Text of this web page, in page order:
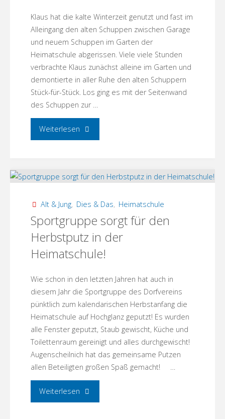
Klaus hat die kalte Winterzeit genutzt und fast im
Alleingang den alten Schuppen zwischen Garage
und neuem Schuppen im Garten der
Heimatschule abgerissen. Viele viele Stunden
verbrachte Klaus zunächst alleine im Garten und
demontierte in aller Ruhe den alten Schuppern
Stück-für-Stück. Los ging es mit der Seitenwand
des Schuppen zur …
Weiterlesen "Der
Schuppen
Geschichte
vom
wiedergefundenen
Schlüssel!"
Alt & Jung, Dies & Das, Heimatschule
Sportgruppe sorgt für den
Herbstputz in der
Heimatschule!
Wie schon in den letzten Jahren hat auch in
diesem Jahr die Sportgruppe des Dorfvereins
pünktlich zum kalendarischen Herbstanfang die
Heimatschule auf Hochglanz geputzt! Es wurden
alle Fenster geputzt, Staub gewischt, Küche und
Toilettenraum gereinigt und alles durchgewischt!
Augenscheilnich hat das gemeinsame Putzen
allen Beteiligten großen Spaß gemacht! …
Weiterlesen "Sportgruppe